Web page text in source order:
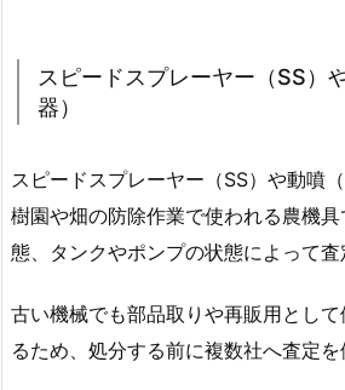
スピードスプレーヤー（SS）
器）
スピードスプレーヤー（SS）や動噴
樹園や畑の防除作業で使われる農機
態、タンクやポンプの状態によって査
古い機械でも部品取りや再販用とし
るため、処分する前に複数社へ査定を